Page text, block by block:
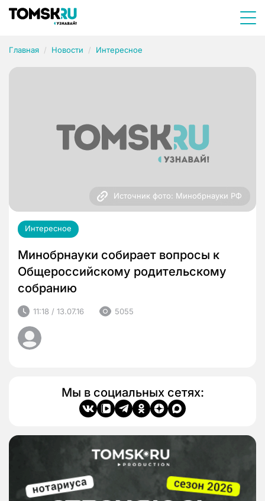
Главная Новости Интересное
Источник фото: Минобрнауки РФ
Интересное
Минобрнауки собирает вопросы к
Общероссийскому родительскому
собранию
11:18 / 13.07.16 5055
Мы в социальных сетях: